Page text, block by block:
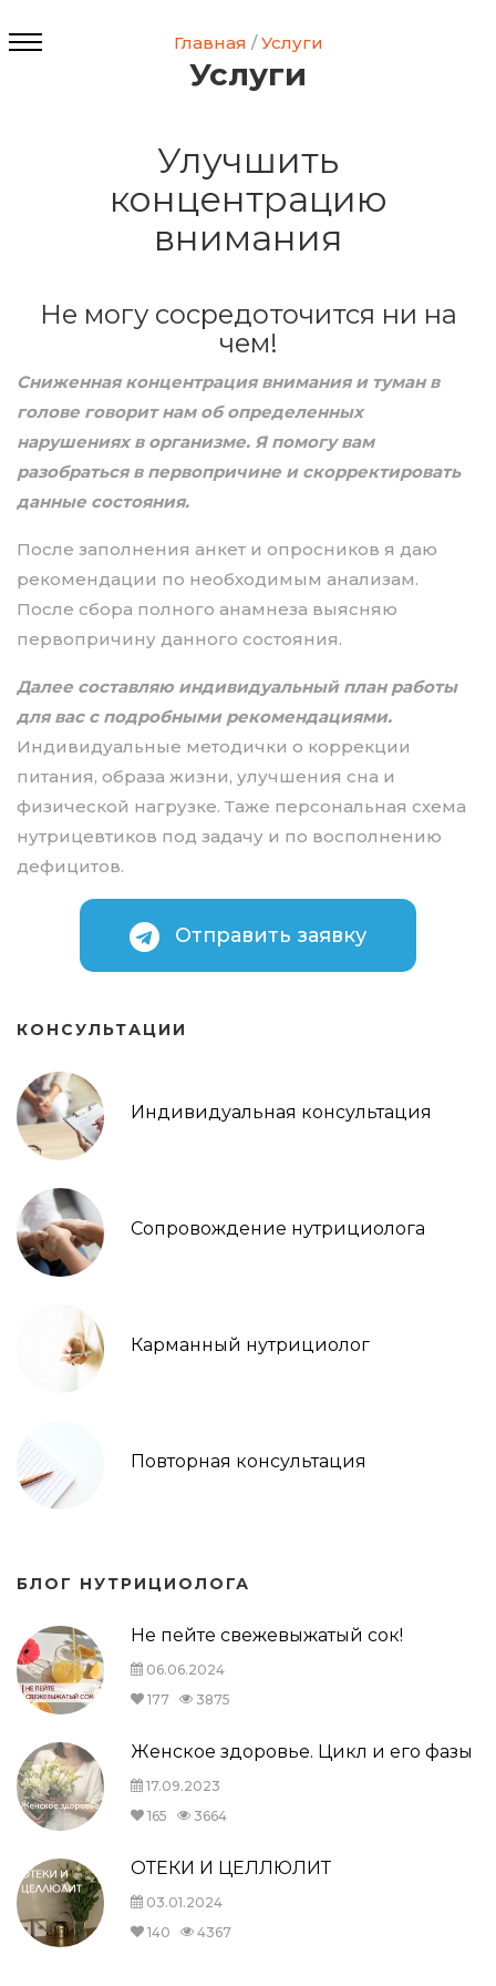
Главная /Услуги
Услуги
Улучшить
концентрацию
внимания
Не могу сосредоточится ни на
чем!
Сниженная концентрация внимания и туман в
голове говорит нам об определенных
нарушениях в организме. Я помогу вам
разобраться в первопричине и скорректировать
данные состояния.
После заполнения анкет и опросников я даю
рекомендации по необходимым анализам.
После сбора полного анамнеза выясняю
первопричину данного состояния.
Далее составляю индивидуальный план работы
для вас с подробными рекомендациями.
Индивидуальные методички о коррекции
питания, образа жизни, улучшения сна и
физической нагрузке. Таже персональная схема
нутрицевтиков под задачу и по восполнению
дефицитов.
Отправить заявку
КОНСУЛЬТАЦИИ
Индивидуальная консультация
Сопровождение нутрициолога
Карманный нутрициолог
Повторная консультация
БЛОГ НУТРИЦИОЛОГА
Не пейте свежевыжатый сок!
06.06.2024
177
3875
Женское здоровье. Цикл и его фазы
17.09.2023
165
3664
ОТЕКИ И ЦЕЛЛЮЛИТ
03.01.2024
140
4367